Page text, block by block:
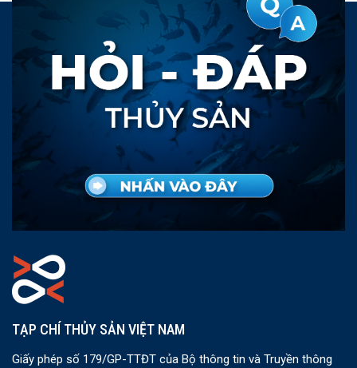
TẠP CHÍ THỦY SẢN VIỆT NAM
Giấy phép số 179/GP-TTĐT của Bộ thông tin và Truyền thông